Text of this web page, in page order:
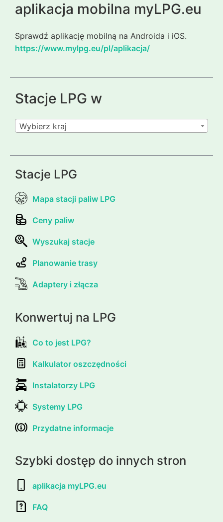
aplikacja mobilna myLPG.eu
Sprawdź aplikację mobilną na Androida i iOS.
https://www.mylpg.eu/pl/aplikacja/
Stacje LPG w
Wybierz kraj
Stacje LPG
Mapa stacji paliw LPG
Ceny paliw
Wyszukaj stacje
Planowanie trasy
Adaptery i złącza
Konwertuj na LPG
Co to jest LPG?
Kalkulator oszczędności
Instalatorzy LPG
Systemy LPG
Przydatne informacje
Szybki dostęp do innych stron
aplikacja myLPG.eu
FAQ